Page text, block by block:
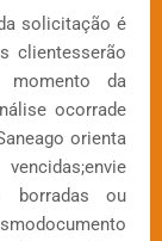
solicitação é
clientesserão
momento da
ocorrade
orienta
borradas ou